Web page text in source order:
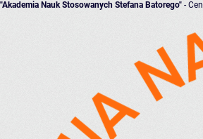
"Akademia Nauk Stosowanych Stefana Batorego" -